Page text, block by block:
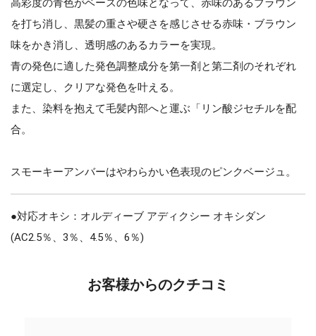
を打ち消し、黒髪の重さや硬さを感じさせる赤味・ブラウン
味をかき消し、透明感のあるカラーを実現。
青の発色に適した発色調整成分を第一剤と第二剤のそれぞれ
に選定し、クリアな発色を叶える。
また、染料を抱えて毛髪内部へと運ぶ「リン酸ジセチルを配
合。
スモーキーアンバーはやわらかい色表現のピンクベージュ。
●対応オキシ：オルディーブ アディクシー オキシダン
(AC2.5％、3％、4.5％、6％)
お客様からのクチコミ